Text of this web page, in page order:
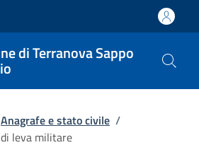
di Terranova Sappo
Anagrafe e stato civile /
leva militare